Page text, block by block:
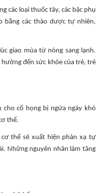
các loại thuốc tây, các bậc phụ
bằng các thảo dược tự nhiên,
giao mùa từ nóng sang lạnh.
đến sức khỏe của trẻ, trẻ
cổ họng bị ngứa ngáy khó
thể.
thể sẽ xuất hiện phản xạ tự
Những nguyên nhân làm tăng